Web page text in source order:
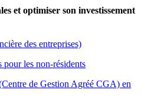
et optimiser son investissement
des entreprises)
pour les non-résidents
de Gestion Agréé CGA) en